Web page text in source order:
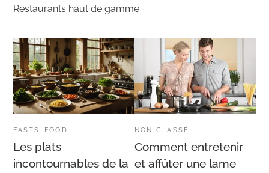
Restaurants haut de gamme
FASTS-FOOD
Les plats
incontournables de la
NON CLASSÉ
Comment entretenir
et affûter une lame